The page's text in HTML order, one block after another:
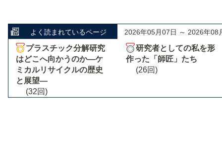
よく読まれているページ 2026年05月07日 ～ 2026年08
プラスチック分解研究
はどこへ向かうのか―ケ
ミカルリサイクルの歴史
と展望―
(32回)
研究者としての私を形
作った「師匠」たち
(26回)